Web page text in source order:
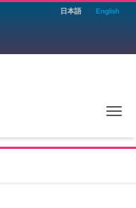
日本語 English